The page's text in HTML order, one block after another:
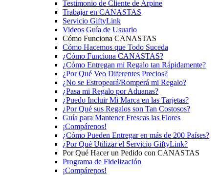
Testimonio de Cliente de Arpine
Trabajar en CANASTAS
Servicio GiftyLink
Videos Guía de Usuario
Cómo Funciona CANASTAS
Cómo Hacemos que Todo Suceda
¿Cómo Funciona CANASTAS?
¿Cómo Entregan mi Regalo tan Rápidamente?
¿Por Qué Veo Diferentes Precios?
¿No se Estropeará/Romperá mi Regalo?
¿Pasa mi Regalo por Aduanas?
¿Puedo Incluir Mi Marca en las Tarjetas?
¿Por Qué sus Regalos son Tan Costosos?
Guía para Mantener Frescas las Flores
¡Compárenos!
¿Cómo Pueden Entregar en más de 200 Países?
¿Por Qué Utilizar el Servicio GiftyLink?
Por Qué Hacer un Pedido con CANASTAS
Programa de Fidelización
¡Compárenos!